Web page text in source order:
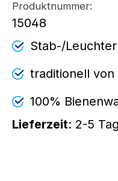
Produktnummer:
15048
Stab-/
traditionell von
100%
Lieferzeit: 2-5